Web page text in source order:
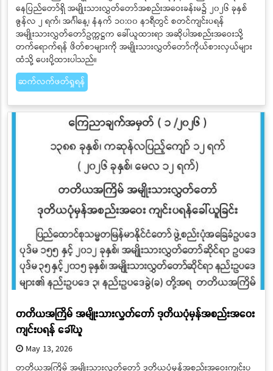
နေပြည်တော်ရှိ အမျိုးသားလွှတ်တော်အစည်းအဝေးခန်းမ၌ ၂၀၂၆ ခုနှစ်
ဇွန်လ ၂ ရက်၊ အင်္ဂါနေ့၊ နံနက် ၁၀:၀၀ နာရီတွင် စတင်ကျင်းပရန်
အမျိုးသားလွှတ်တော်ဥက္ကဋ္ဌက ခေါ်ယူထားရာ အဆိုပါအစည်းအဝေးသို့
တက်ရောက်ရန် ဖိတ်စာများကို အမျိုးသားလွှတ်တော်ကိုယ်စားလှယ်များ
ထံသို့ ပေးပို့ထားပါသည်။
ဆက်လက်ဖတ်ရှုရန်
တတိယအကြိမ် အမျိုးသားလွှတ်တော် ဒုတိယပုံမှန်အစည်းအဝေး
ကျင်းပရန် ခေါ်ယူ
May 13, 2026
တတိယအကြိမ် အမျိုးသားလွှတ်တော် ဒုတိယပုံမှန်အစည်းအဝေးကျင်းပ